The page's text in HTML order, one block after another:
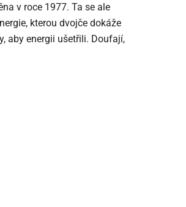
v roce 1977. Ta se ale
kterou dvojče dokáže
aby energii ušetřili. Doufají,